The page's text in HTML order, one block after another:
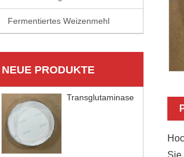
Fermentiertes Weizenmehl
NEUE PRODUKTE
Transglutaminase